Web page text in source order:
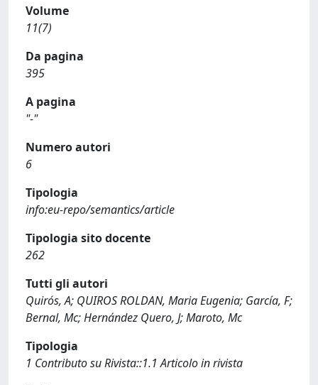
Volume
11(7)
Da pagina
395
A pagina
"-"
Numero autori
6
Tipologia
info:eu-repo/semantics/article
Tipologia sito docente
262
Tutti gli autori
Quirós, A; QUIROS ROLDAN, Maria Eugenia; García, F;
Bernal, Mc; Hernández Quero, J; Maroto, Mc
Tipologia
1 Contributo su Rivista::1.1 Articolo in rivista